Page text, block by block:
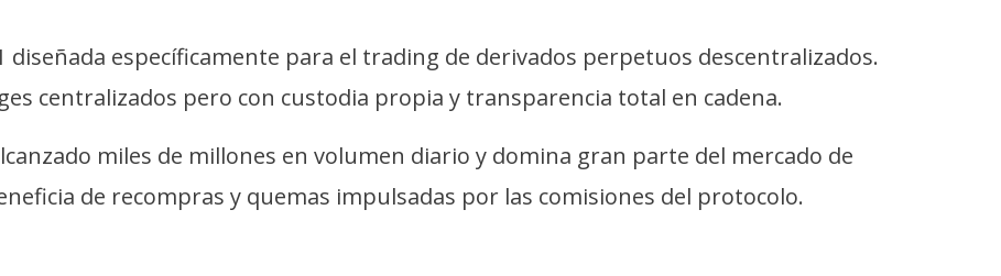
diseñada específicamente para el trading de derivados perpetuos descentralizados.
centralizados pero con custodia propia y transparencia total en cadena.
miles de millones en volumen diario y domina gran parte del mercado de
de recompras y quemas impulsadas por las comisiones del protocolo.